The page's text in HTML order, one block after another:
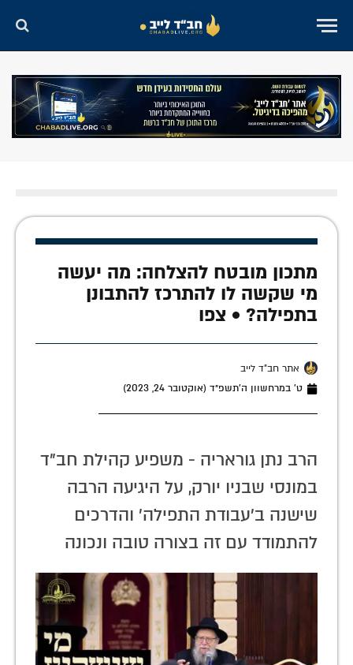
מתכון מובטח להצלחה: מה יעשה
מי שקשה לו להתרכז להתבונן
בתפילה? • צפו
אתר חב"ד לייב
ט׳ במרחשוון ה׳תשפ״ד (אוקטובר 24, 2023)
הרב נתן גוראריה - משפיע קהילת חב"ד
במונסי שבניו יורק, על היגיעה הרבה
שישנה ב'עבודת התפילה' והדרכים
להתמודד עם זה בצורה טובה ונכונה